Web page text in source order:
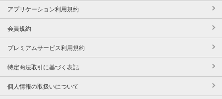
アプリケーション利用規約
会員規約
プレミアムサービス利用規約
特定商法取引に基づく表記
個人情報の取扱いについて